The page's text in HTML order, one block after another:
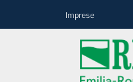
Imprese